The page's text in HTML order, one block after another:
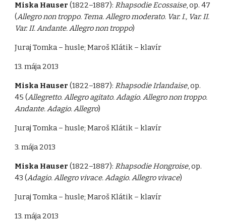
Miska Hauser(1822–1887):Rhapsodie Ecossaise, op. 47
(Allegro non troppo. Tema. Allegro moderato. Var. I., Var. II.
Var. II. Andante. Allegro non troppo)
Juraj Tomka – husle; Maroš Klátik – klavír
13. mája 2013
Miska Hauser(1822–1887):Rhapsodie Irlandaise, op.
45 (Allegretto. Allegro agitato. Adagio. Allegro non troppo.
Andante. Adagio. Allegro)
Juraj Tomka – husle; Maroš Klátik – klavír
3. mája 2013
Miska Hauser(1822–1887):Rhapsodie Hongroise, op.
43 (Adagio. Allegro vivace. Adagio. Allegro vivace)
Juraj Tomka – husle; Maroš Klátik – klavír
13. mája 2013